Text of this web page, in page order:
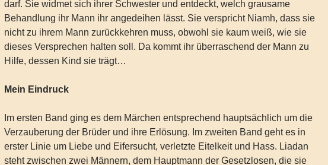
darf. Sie widmet sich ihrer Schwester und entdeckt, welch grausame
Behandlung ihr Mann ihr angedeihen lässt. Sie verspricht Niamh, dass sie
nicht zu ihrem Mann zurückkehren muss, obwohl sie kaum weiß, wie sie
dieses Versprechen halten soll. Da kommt ihr überraschend der Mann zu
Hilfe, dessen Kind sie trägt…
Mein Eindruck
Im ersten Band ging es dem Märchen entsprechend hauptsächlich um die
Verzauberung der Brüder und ihre Erlösung. Im zweiten Band geht es in
erster Linie um Liebe und Eifersucht, verletzte Eitelkeit und Hass. Liadan
steht zwischen zwei Männern, dem Hauptmann der Gesetzlosen, die sie